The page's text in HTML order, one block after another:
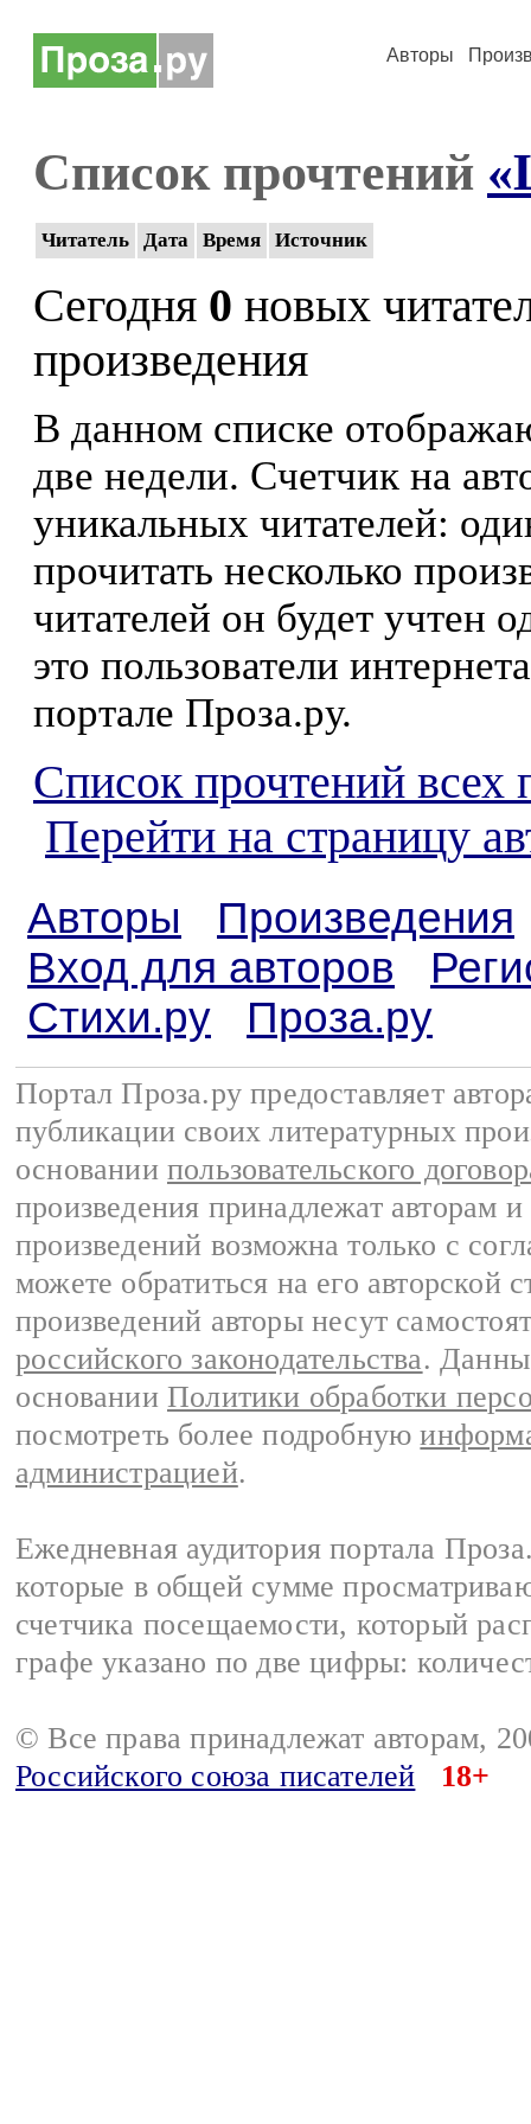
Авторы
Список прочтений
Читатель Дата Время Источник
Сегодня 0 новых
произведения
В данном списке
две недели. Счетчик на
уникальных читателей:
прочитать несколько
читателей он будет учтен
это пользователи
портале Проза.ру.
Список прочтений всех
Перейти на страницу
Авторы
Произведения
Вход для авторов
Стихи.ру
Проза.ру
Портал Проза.ру предоставляет
публикации своих литературных
основании пользовательского
произведения принадлежат авторам
произведений возможна только с
можете обратиться на его авторской
произведений авторы несут
российского законодательства.
основании Политики обработки
посмотреть более подробную
администрацией.
Ежедневная аудитория портала
которые в общей сумме
счетчика посещаемости, который
графе указано по две цифры:
© Все права принадлежат авторам,
Российского союза писателей
18+